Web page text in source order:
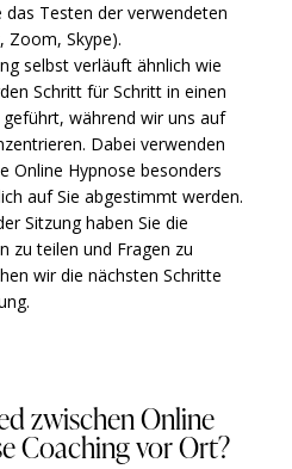
Testen der verwendeten
Zoom, Skype).
selbst verläuft ähnlich wie
Schritt für Schritt in einen
während wir uns auf
Dabei verwenden
Online Hypnose besonders
auf Sie abgestimmt werden.
Sitzung haben Sie die
zu teilen und Fragen zu
wir die nächsten Schritte
zwischen Online
Coaching vor Ort?